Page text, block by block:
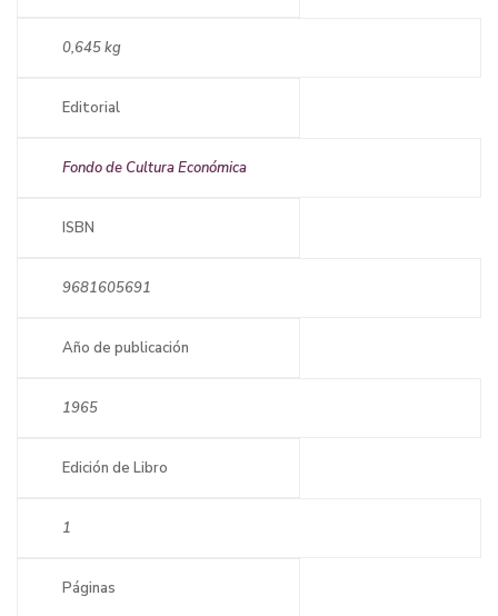
0,645 kg
Editorial
Fondo de Cultura Económica
ISBN
9681605691
Año de publicación
1965
Edición de Libro
1
Páginas